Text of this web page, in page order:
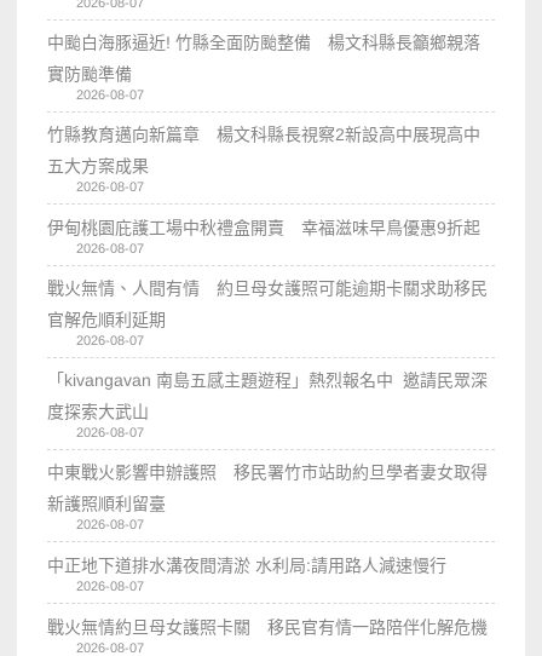
中颱白海豚逼近! 竹縣全面防颱整備 楊文科縣長籲鄉親落
實防颱準備
2026-08-07
竹縣教育邁向新篇章 楊文科縣長視察2新設高中展現高中
五大方案成果
2026-08-07
伊甸桃園庇護工場中秋禮盒開賣 幸福滋味早鳥優惠9折起
2026-08-07
戰火無情、人間有情 約旦母女護照可能逾期卡關求助移民
官解危順利延期
2026-08-07
「kivangavan 南島五感主題遊程」熱烈報名中 邀請民眾深
度探索大武山
2026-08-07
中東戰火影響申辦護照 移民署竹市站助約旦學者妻女取得
新護照順利留臺
2026-08-07
中正地下道排水溝夜間清淤 水利局:請用路人減速慢行
2026-08-07
戰火無情約旦母女護照卡關 移民官有情一路陪伴化解危機
2026-08-07